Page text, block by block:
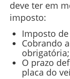
deve ter em
imposto:
Imposto
Cobrando
obrigatória;
O prazo
placa do